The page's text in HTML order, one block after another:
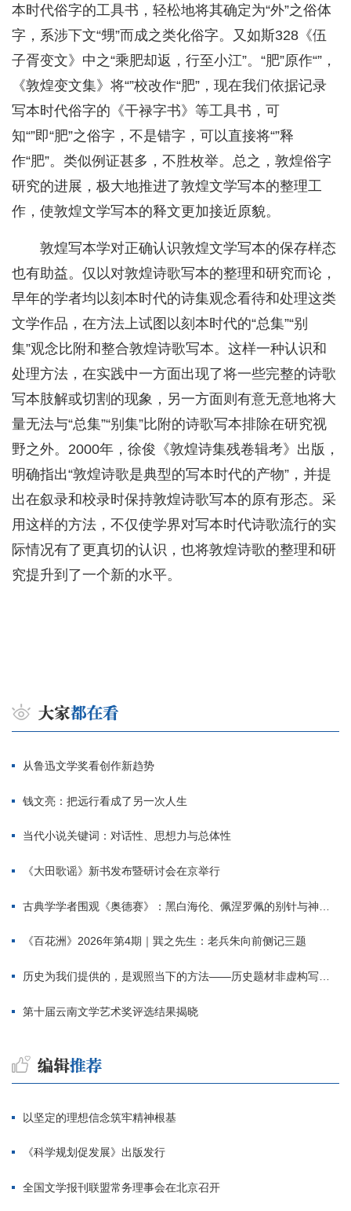
本时代俗字的工具书，轻松地将其确定为“外”之俗体
字，系涉下文“甥”而成之类化俗字。又如斯328《伍
子胥变文》中之“乘肥却返，行至小江”。“肥”原作“”，
《敦煌变文集》将“”校改作“肥”，现在我们依据记录
写本时代俗字的《干禄字书》等工具书，可
知“”即“肥”之俗字，不是错字，可以直接将“”释
作“肥”。类似例证甚多，不胜枚举。总之，敦煌俗字
研究的进展，极大地推进了敦煌文学写本的整理工
作，使敦煌文学写本的释文更加接近原貌。
敦煌写本学对正确认识敦煌文学写本的保存样态
也有助益。仅以对敦煌诗歌写本的整理和研究而论，
早年的学者均以刻本时代的诗集观念看待和处理这类
文学作品，在方法上试图以刻本时代的“总集”“别
集”观念比附和整合敦煌诗歌写本。这样一种认识和
处理方法，在实践中一方面出现了将一些完整的诗歌
写本肢解或切割的现象，另一方面则有意无意地将大
量无法与“总集”“别集”比附的诗歌写本排除在研究视
野之外。2000年，徐俊《敦煌诗集残卷辑考》出版，
明确指出“敦煌诗歌是典型的写本时代的产物”，并提
出在叙录和校录时保持敦煌诗歌写本的原有形态。采
用这样的方法，不仅使学界对写本时代诗歌流行的实
际情况有了更真切的认识，也将敦煌诗歌的整理和研
究提升到了一个新的水平。
从鲁迅文学奖看创作新趋势
钱文亮：把远行看成了另一次人生
当代小说关键词：对话性、思想力与总体性
《大田歌谣》新书发布暨研讨会在京举行
古典学学者围观《奥德赛》：黑白海伦、佩涅罗佩的别针与神秘入侵者
《百花洲》2026年第4期｜巽之先生：老兵朱向前侧记三题
历史为我们提供的，是观照当下的方法——历史题材非虚构写作多人谈
第十届云南文学艺术奖评选结果揭晓
以坚定的理想信念筑牢精神根基
《科学规划促发展》出版发行
全国文学报刊联盟常务理事会在北京召开